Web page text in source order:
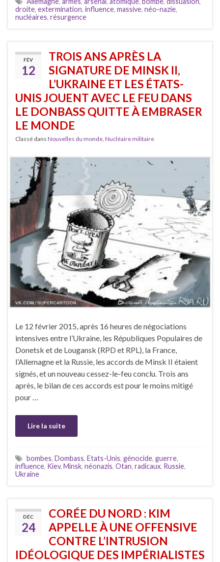
droite, extermination, influence, massive, néo-nazie,
nucléaires, résurgence
FÉV
12
TROIS ANS APRÈS LA
SIGNATURE DE MINSK II,
L’UKRAINE ET LES ÉTATS-
UNIS JOUENT AVEC LE FEU DANS
LE DONBASS QUITTE À EMBRASER
LE MONDE
Classé dans Nouvelles du monde, Nucléaire militaire
Le 12 février 2015, après 16 heures de négociations
intensives entre l’Ukraine, les Républiques Populaires de
Donetsk et de Lougansk (RPD et RPL), la France,
l’Allemagne et la Russie, les accords de Minsk II étaient
signés, et un nouveau cessez-le-feu conclu. Trois ans
après, le bilan de ces accords est pour le moins mitigé
pour …
Lire la suite
bombes, Dombass, Etats-Unis, génocide, guerre,
influence, Kiev, Minsk, néonazis, Otan, radicaux, Russie,
Ukraine
DÉC
24
CORÉE DU NORD : KIM
APPELLE À UNE OFFENSIVE
CONTRE L’INTRUSION
IDÉOLOGIQUE DES IMPÉRIALISTES